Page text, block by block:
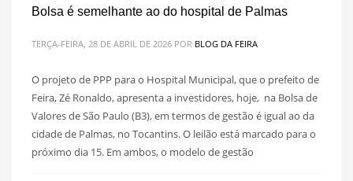
Bolsa é semelhante ao do hospital de Palmas
TERÇA-FEIRA, 28 DE ABRIL DE 2026 POR BLOG DA FEIRA
O projeto de PPP para o Hospital Municipal, que o prefeito de
Feira, Zé Ronaldo, apresenta a investidores, hoje, na Bolsa de
Valores de São Paulo (B3), em termos de gestão é igual ao da
cidade de Palmas, no Tocantins. O leilão está marcado para o
próximo dia 15. Em ambos, o modelo de gestão